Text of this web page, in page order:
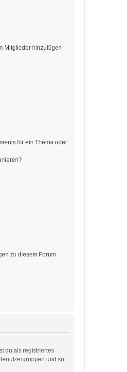
Mitglieder hinzufügen
für ein Thema oder
zu diesem Forum
du als registriertes
und so